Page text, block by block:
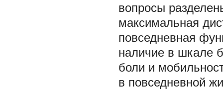
вопросы
максимальная
повседневная
наличие в шкале
боли и
в повседневной